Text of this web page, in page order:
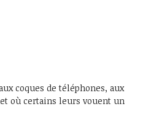
coques de téléphones, aux
où certains leurs vouent un